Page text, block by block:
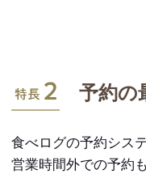
特長2
予約の
食べログの予約シス
営業時間外での予約